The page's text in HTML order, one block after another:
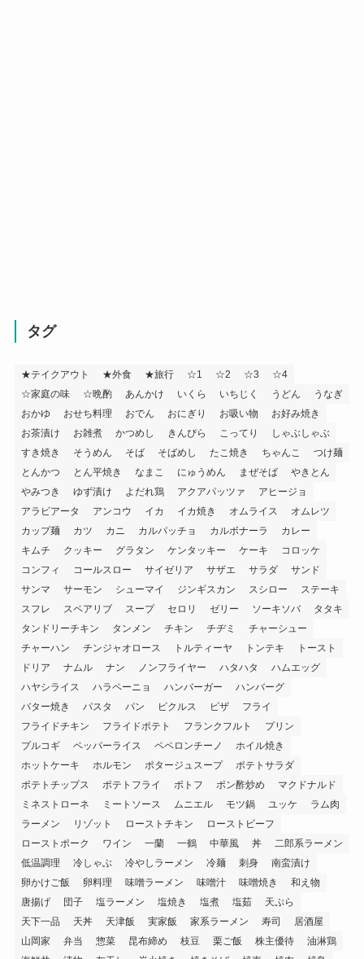
タグ
★テイクアウト ★外食 ★旅行 ☆1 ☆2 ☆3
☆4
☆家庭の味
☆晩酌 あんかけ いくら いちじく うどん
うなぎ
おかゆ
おせち料理 おでん おにぎり お吸い物
お好み焼き
お茶漬け
お雑煮 かつめし きんぴら こってり
しゃぶしゃぶ
すき焼き
そうめん そば そばめし たこ焼き ちゃんこ
つけ麺
とんかつ
とん平焼き なまこ にゅうめん まぜそば
やきとん
やみつき
ゆず漬け よだれ鶏 アクアパッツァ
アヒージョ
アラビアータ
アンコウ イカ イカ焼き オムライス
オムレツ
カップ麺
カツ カニ カルパッチョ カルボナーラ
カレー
キムチ
クッキー グラタン ケンタッキー ケーキ
コロッケ
コンフィ
コールスロー サイゼリア サザエ サラダ
サンド
サンマ
サーモン シューマイ ジンギスカン スシロー
ステーキ
スフレ
スペアリブ スープ セロリ ゼリー ソーキソバ
タタキ
タンドリーチキン
タンメン チキン チヂミ
チャーシュー
チャーハン
チンジャオロース トルティーヤ トンテキ
トースト
ドリア
ナムル ナン ノンフライヤー ハタハタ
ハムエッグ
ハヤシライス
ハラペーニョ ハンバーガー
ハンバーグ
バター焼き
パスタ パン ピクルス ピザ
フライ
フライドチキン
フライドポテト フランクフルト
プリン
プルコギ
ペッパーライス ペペロンチーノ
ホイル焼き
ホットケーキ
ホルモン ポタージュスープ
ポテトサラダ
ポテトチップス
ポテトフライ ポトフ ポン酢炒め
マクドナルド
ミネストローネ
ミートソース ムニエル モツ鍋 ユッケ
ラム肉
ラーメン
リゾット ローストチキン
ローストビーフ
ローストポーク
ワイン 一蘭 一鶴 中華風 丼
二郎系ラーメン
低温調理
冷しゃぶ 冷やしラーメン 冷麺 刺身
南蛮漬け
卵かけご飯
卵料理 味噌ラーメン 味噌汁 味噌焼き
和え物
唐揚げ
団子 塩ラーメン 塩焼き 塩煮 塩茹
天ぷら
天下一品
天丼 天津飯 実家飯 家系ラーメン 寿司
居酒屋
山岡家
弁当 惣菜 昆布締め 枝豆 栗ご飯 株主優待
油淋鶏